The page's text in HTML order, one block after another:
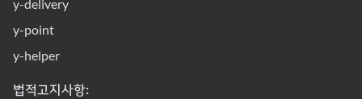
y-delivery
y-point
y-helper
법적고지사항: